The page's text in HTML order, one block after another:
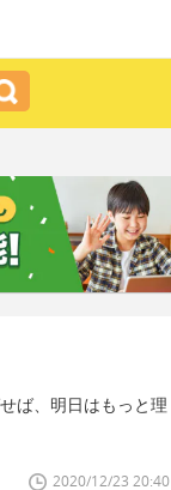
ば、明日はもっと理
2020/12/23 20:40